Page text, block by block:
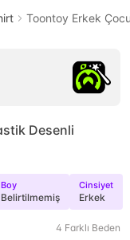
Toontoy Erkek
Desenli
Boy
Belirtilmemiş
Cinsiyet
Erkek
4 Farklı Beden